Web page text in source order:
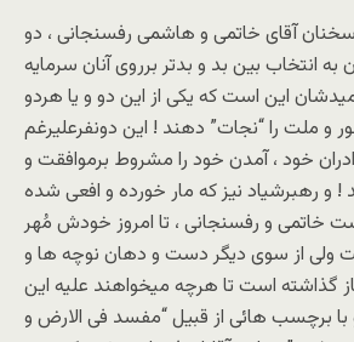
آقای خاتمی و هاشمی رفسنجانی ، دو
به انتخاب بين بد و بدتر برروی آنان سرمايه
اين است که يکی از اين دو و يا هردو
و ملت را “نجات” دهند ! اين دونفرعليرغم
خود ، آمدن خود را مشروط برموافقت و
! و رهبرشياد نيز که مار خورده و افعی شده
خاتمی و رفسنجانی ، تا امروز خودش مُهر
ولی از سوی ديگر دست و دهان نوچه ها و
گذاشته است تا هرچه ميخواهند عليه اين
با برچسب هائی از قبيل “مفسد فی الارض و